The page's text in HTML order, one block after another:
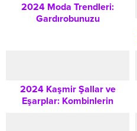
2024 Moda Trendleri:
Gardırobunuzu
2024 Kaşmir Şallar ve
Eşarplar: Kombinlerin